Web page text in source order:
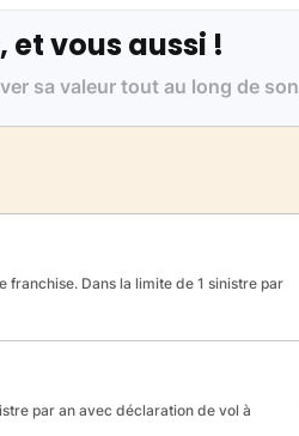
vous aussi !
sa valeur tout au long de son
franchise. Dans la limite de 1 sinistre par
par an avec déclaration de vol à